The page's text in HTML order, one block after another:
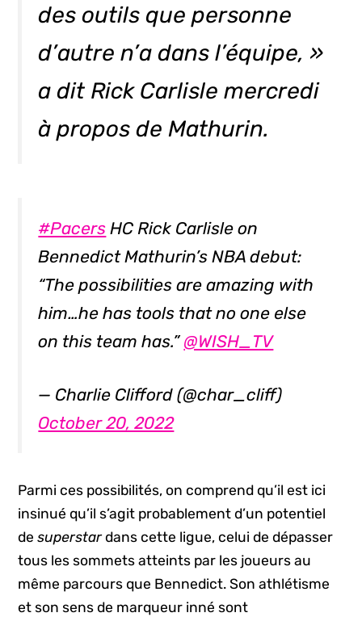
des outils que personne
d’autre n’a dans l’équipe, »
a dit Rick Carlisle mercredi
à propos de Mathurin.
#Pacers HC Rick Carlisle on
Bennedict Mathurin’s NBA debut:
“The possibilities are amazing with
him…he has tools that no one else
on this team has.”@WISH_TV
— Charlie Clifford (@char_cliff)
October 20, 2022
Parmi ces possibilités, on comprend qu’il est ici
insinué qu’il s’agit probablement d’un potentiel
desuperstardans cette ligue, celui de dépasser
tous les sommets atteints par les joueurs au
même parcours que Bennedict. Son athlétisme
et son sens de marqueur inné sont